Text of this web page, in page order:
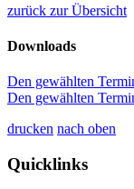
zurück zur Übersicht
Downloads
Den gewählten
Den gewählten
drucken nach oben
Quicklinks